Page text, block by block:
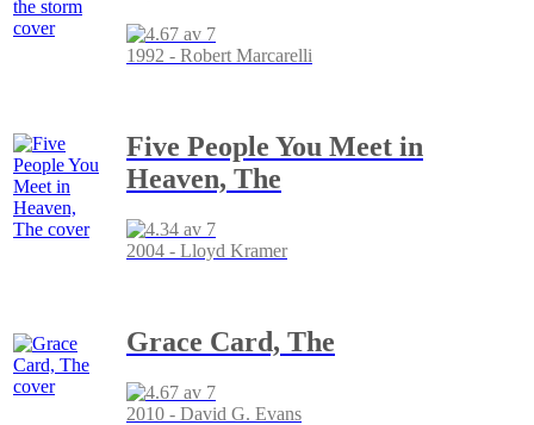
1992 - Robert Marcarelli
Five People You Meet in
Heaven, The
2004 - Lloyd Kramer
Grace Card, The
2010 - David G. Evans